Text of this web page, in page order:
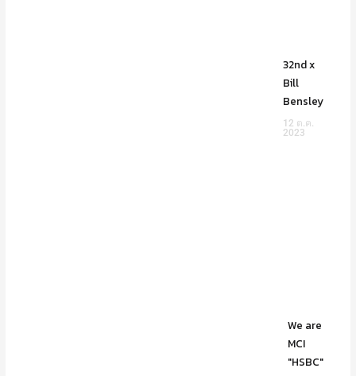
32nd x
Bill
Bensley
12 ต.ค.
2023
We are
MCI
"HSBC"